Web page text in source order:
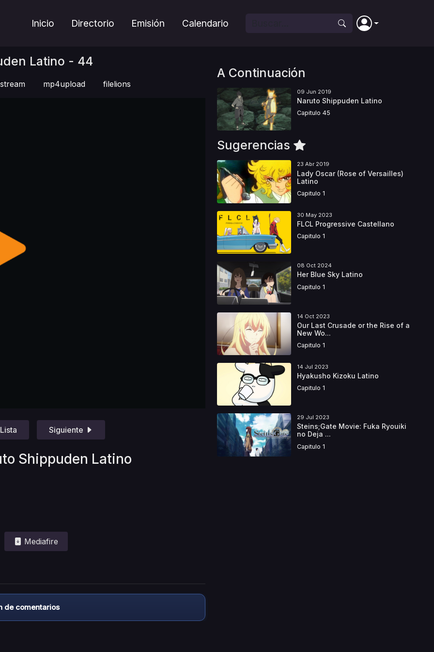
Inicio Directorio Emisión Calendario
Latino - 44
mp4upload filelions
Lista Siguiente
Shippuden Latino
Mediafire
de comentarios
A Continuación
09 Jun 2019
Naruto Shippuden Latino
Capitulo 45
Sugerencias
23 Abr 2019
Lady Oscar (Rose of Versailles)
Latino
Capitulo 1
30 May 2023
FLCL Progressive Castellano
Capitulo 1
08 Oct 2024
Her Blue Sky Latino
Capitulo 1
14 Oct 2023
Our Last Crusade or the Rise of a
New Wo...
Capitulo 1
14 Jul 2023
Hyakusho Kizoku Latino
Capitulo 1
29 Jul 2023
Steins;Gate Movie: Fuka Ryouiki
no Deja ...
Capitulo 1